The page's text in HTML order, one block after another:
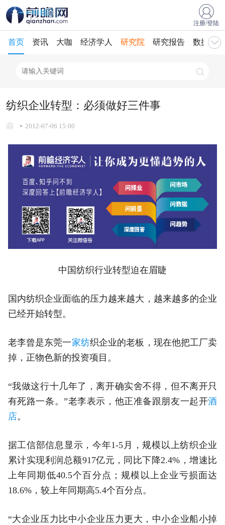
注册/登陆
首页 资讯 大咖 经济学人 研究院 研究报告 数据库
纺织企业转型：必须做好三件事
2012-07-06 15:00
中国纺织行业转型迫在眉睫
国内纺织企业面临的压力越来越大，越来越多的企业
已经开始转型。
老李曾是东莞一家纺织企业的老板，现在他把工厂卖
掉，正物色新的投资项目。
“我做这行十几年了，离开确实舍不得，但不离开只
有死路一条。”老李表示，他正准备跟朋友一起开酒
店。
据工信部信息显示，今年1-5月，规模以上纺织企业
累计实现利润总额917亿元，同比下降2.4%，增速比
上年同期低40.5个百分点；规模以上企业亏损面达
18.6%，较上年同期高5.4个百分点。
“大企业压力比中小企业压力更大，中小企业船小掉